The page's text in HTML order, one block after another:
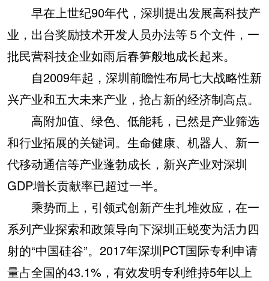
早在上世纪90年代，深圳提出发展高科技产
业，出台奖励技术开发人员办法等５个文件，一
批民营科技企业如雨后春笋般地成长起来。
自2009年起，深圳前瞻性布局七大战略性新
兴产业和五大未来产业，抢占新的经济制高点。
高附加值、绿色、低能耗，已然是产业筛选
和行业拓展的关键词。生命健康、机器人、新一
代移动通信等产业蓬勃成长，新兴产业对深圳
GDP增长贡献率已超过一半。
乘势而上，引领式创新产生扎堆效应，在一
系列产业探索和政策导向下深圳正蜕变为活力四
射的“中国硅谷”。2017年深圳PCT国际专利申请
量占全国的43.1%，有效发明专利维持5年以上